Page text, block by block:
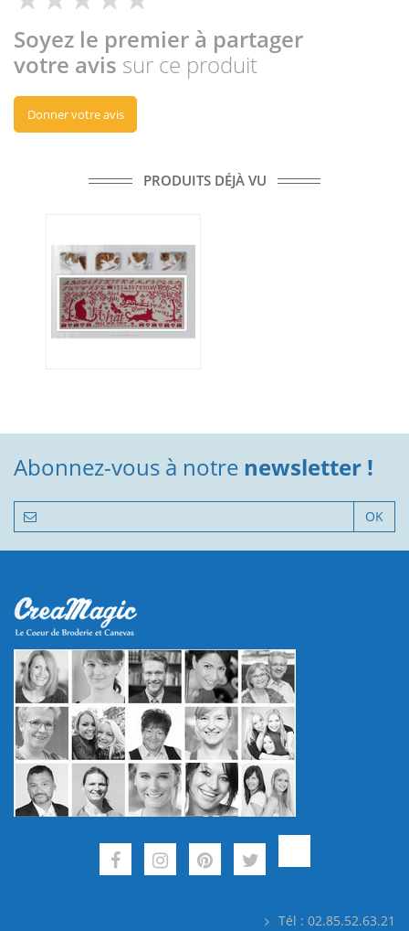
Soyez le premier à partager
votre avis sur ce produit
Donner votre avis
PRODUITS DÉJÀ VU
Abonnez-vous à notre newsletter !
OK
Tél : 02.85.52.63.21